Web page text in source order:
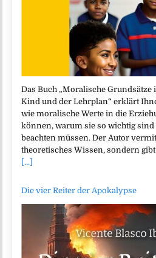
Das Buch „Moralische
Kind und der Lehrplan“ erklärt
wie moralische Werte in die
können, warum sie so wichtig sind
beachten müssen. Der Autor
theoretisches Wissen, sondern
[...]
Die vier Reiter der Apokalypse